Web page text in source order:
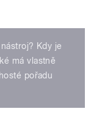
Kdy je
má vlastně
pořadu